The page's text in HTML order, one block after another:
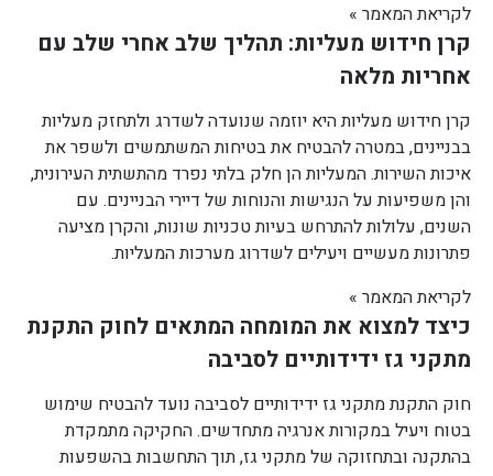
לקריאת המאמר »
קרן חידוש מעליות: תהליך שלב אחרי שלב עם
אחריות מלאה
קרן חידוש מעליות היא יוזמה שנועדה לשדרג ולתחזק מעליות
בבניינים, במטרה להבטיח את בטיחות המשתמשים ולשפר את
איכות השירות. המעליות הן חלק בלתי נפרד מהתשתית העירונית,
והן משפיעות על הנגישות והנוחות של דיירי הבניינים. עם
השנים, עלולות להתרחש בעיות טכניות שונות, והקרן מציעה
פתרונות מעשיים ויעילים לשדרוג מערכות המעליות.
לקריאת המאמר »
כיצד למצוא את המומחה המתאים לחוק התקנת
מתקני גז ידידותיים לסביבה
חוק התקנת מתקני גז ידידותיים לסביבה נועד להבטיח שימוש
בטוח ויעיל במקורות אנרגיה מתחדשים. החקיקה מתמקדת
בהתקנה ובתחזוקה של מתקני גז, תוך התחשבות בהשפעות